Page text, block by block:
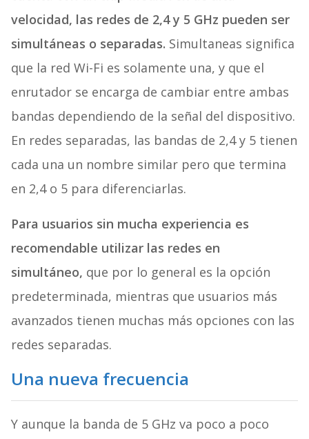
velocidad, las redes de 2,4 y 5 GHz pueden ser
simultáneas o separadas. Simultaneas significa
que la red Wi-Fi es solamente una, y que el
enrutador se encarga de cambiar entre ambas
bandas dependiendo de la señal del dispositivo.
En redes separadas, las bandas de 2,4 y 5 tienen
cada una un nombre similar pero que termina
en 2,4 o 5 para diferenciarlas.
Para usuarios sin mucha experiencia es
recomendable utilizar las redes en
simultáneo, que por lo general es la opción
predeterminada, mientras que usuarios más
avanzados tienen muchas más opciones con las
redes separadas.
Una nueva frecuencia
Y aunque la banda de 5 GHz va poco a poco